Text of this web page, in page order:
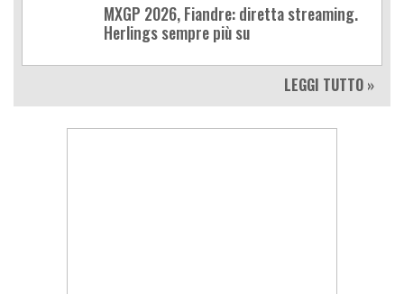
MXGP 2026, Fiandre: diretta streaming.
Herlings sempre più su
LEGGI TUTTO »